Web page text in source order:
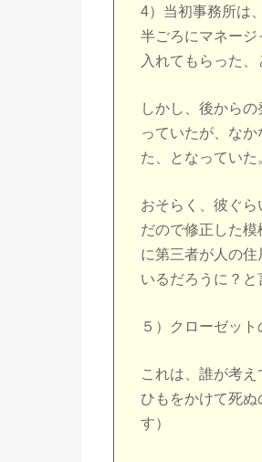
4）当初事務所は
半ごろにマネー
入れてもらった、
しかし、後から
っていたが、な
た、となっていた
おそらく、彼ぐ
だので修正した
に第三者が人の
いるだろうに？と
５）クローゼット
これは、誰が考
ひもをかけて死
す）